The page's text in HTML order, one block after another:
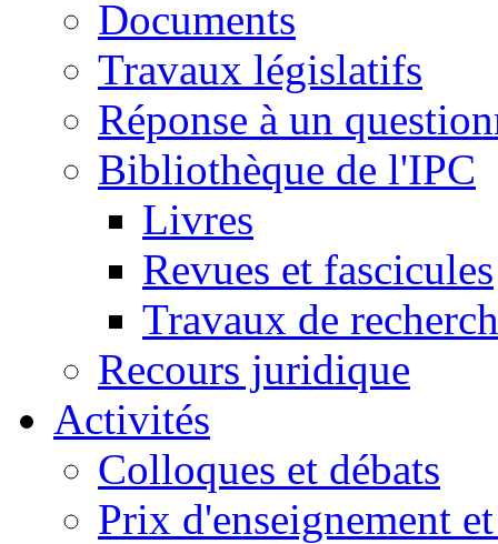
Documents
Travaux législatifs
Réponse à un
Bibliothèque de l'IPC
Livres
Revues et fascicules
Travaux de
Recours juridique
Activités
Colloques et débats
Prix d'enseignement